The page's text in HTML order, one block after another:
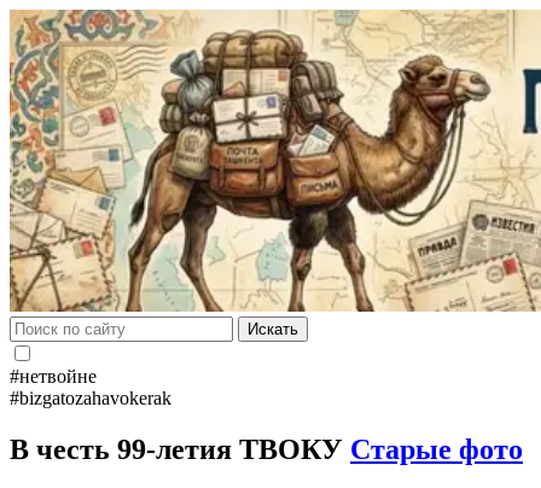
Искать
#нетвойне
#bizgatozahavokerak
В честь 99-летия ТВОКУ Старые фото